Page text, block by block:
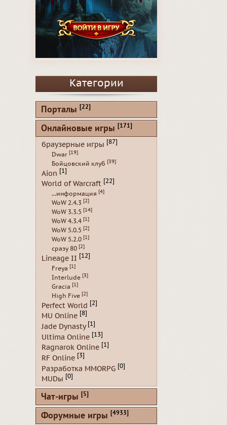
Категории
Порталы [22]
Онлайновые игры [171]
браузерные игры [87]
Dwar [19]
Бойцовский клуб [39]
Aion [1]
World of Warcraft [22]
...информация [4]
WoW 2.4.3 [2]
WoW 3.3.5 [14]
WoW 4.3.4 [1]
WoW 5.0.5 [2]
WoW 5.2.0 [1]
сразу 80 [2]
Lineage II [12]
Freya [1]
Interlude [3]
Gracia [1]
High Five [2]
Perfect World [2]
MU Online [8]
Jade Dynasty [1]
Ultima Online [13]
Ragnarok Online [1]
RF Online [3]
Разработка MMORPG [0]
MUDы [0]
Чат-игры [5]
Форумные игры [4933]